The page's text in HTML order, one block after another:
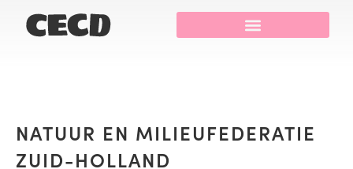
NATUUR EN MILIEUFEDERATIE
ZUID-HOLLAND